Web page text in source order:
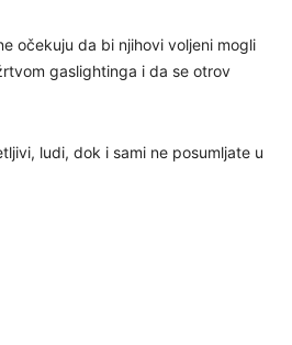
očekuju da bi njihovi voljeni mogli
gaslightinga i da se otrov
ludi, dok i sami ne posumljate u